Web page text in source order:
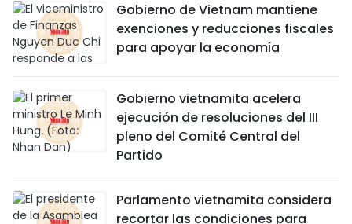
Gobierno de Vietnam mantiene
exenciones y reducciones fiscales
para apoyar la economía
Gobierno vietnamita acelera
ejecución de resoluciones del III
pleno del Comité Central del
Partido
Parlamento vietnamita considera
recortar las condiciones para